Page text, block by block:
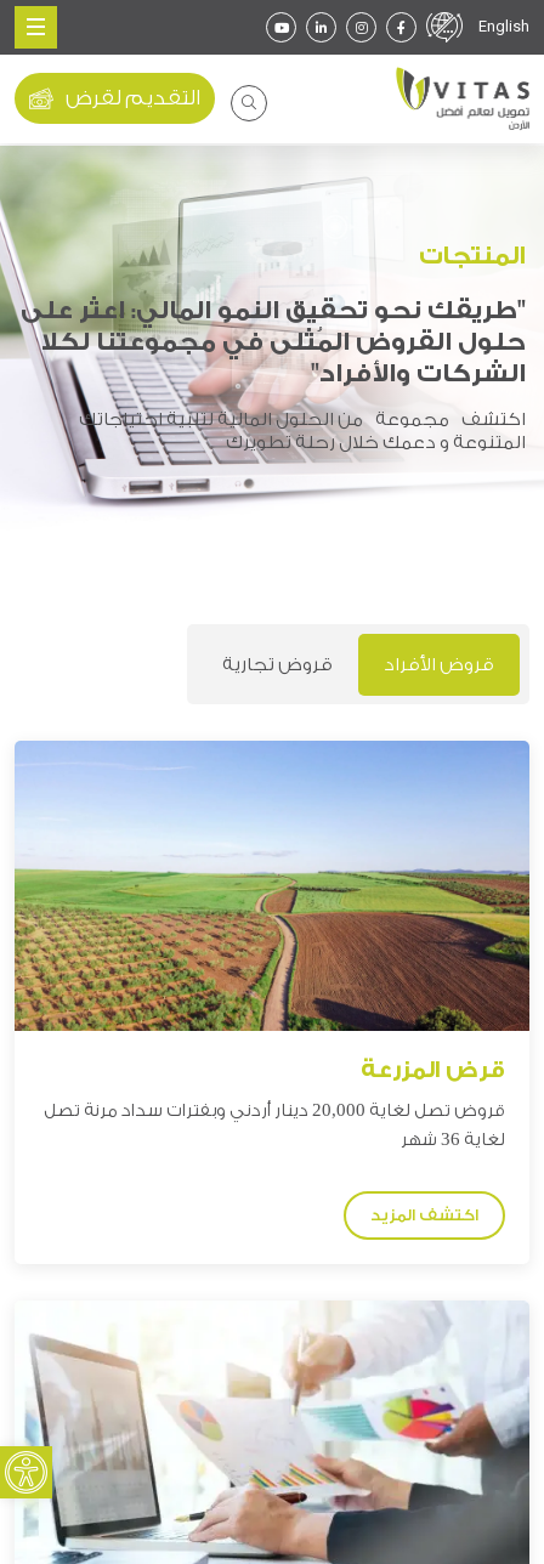
English
التقديم لقرض
المنتجات
"طريقك نحو تحقيق النمو المالي: اعثر على
حلول القروض المُثلى في مجموعتنا لكلا
الشركات والأفراد"
اكتشف مجموعةمن الحلول المالية لتلبية احتياجاتك
المتنوعة و دعمك خلال رحلةتطويرك
قروض الأفراد قروض تجارية
قرض المزرعة
قروض تصل لغاية 2 0,000 دينار
أردني وبفترات سداد مرنة تصل
لغاية 36 شهر
اكتشف المزيد